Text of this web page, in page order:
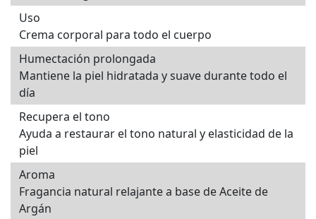
Uso
Crema corporal para todo el cuerpo
Humectación prolongada
Mantiene la piel hidratada y suave durante todo el
día
Recupera el tono
Ayuda a restaurar el tono natural y elasticidad de la
piel
Aroma
Fragancia natural relajante a base de Aceite de
Argán